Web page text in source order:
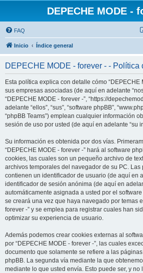
DEPECHE MODE -
FAQ
Inicio Índice general
DEPECHE MODE - forever - - Política
Esta política explica con detalle cómo “DEPECHE
sus empresas asociadas (de aquí en adelante
“DEPECHE MODE - forever -”, “https://
adelante “ellos”, “sus”, “software phpBB”,
“phpBB Teams”) emplean cualquier información
sesión de uso por usted (de aquí en adelante “su
Su información es obtenida por dos vías.
“DEPECHE MODE - forever -” hará al software
cookies, las cuales son un pequeño archivo de
archivos temporales del navegador de su PC.
contienen un identificador de usuario (de aquí en
identificador de sesión anónima (de aquí en
automáticamente asignada a usted por el
se creará una vez que haya navegado por temas
forever -” y se emplea para registrar cuales han
optimizar su experiencia de usuario.
Además podemos crear cookies externas al
por “DEPECHE MODE - forever -”, las cuales
documento que solamente se refiere a las
phpBB. La segunda vía mediante la que
mediante lo que usted envía. Esto puede ser, y no